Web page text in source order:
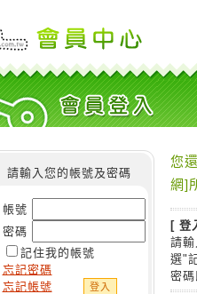
請輸入您的帳號及密碼
帳號
密碼
記住我的帳號
忘記密碼
忘記帳號
您
網]
[ 登
請
選"
密